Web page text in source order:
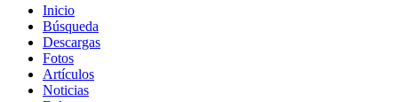
Inicio
Búsqueda
Descargas
Fotos
Artículos
Noticias